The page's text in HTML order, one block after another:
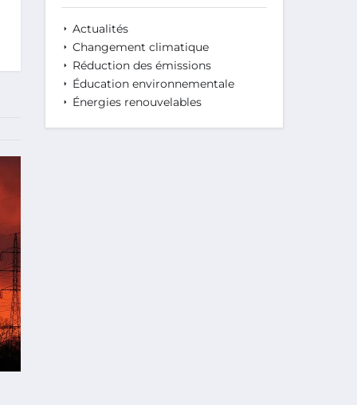
Actualités
Changement climatique
Réduction des émissions
Éducation environnementale
Énergies renouvelables